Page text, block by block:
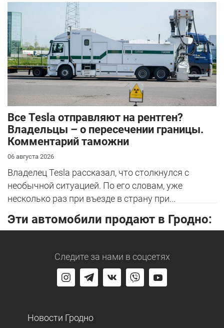
Все Tesla отправляют на рентген?
Владельцы – о пересечении границы.
Комментарий таможни
06 августа 2026
Владелец Tesla рассказал, что столкнулся с
необычной ситуацией. По его словам, уже
несколько раз при въезде в страну при...
Эти автомобили продают в Гродно:
Следите за нами в соцсетях
Новости Гродно